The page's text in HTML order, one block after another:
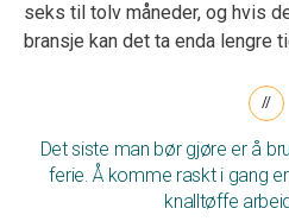
seks til tolv måneder, og hvis
bransje kan det ta enda lengre
Det siste man bør gjøre er å
ferie. Å komme raskt i gang
knalltøffe